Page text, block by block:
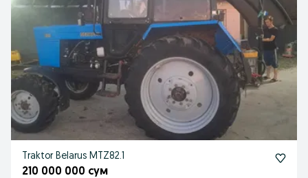
Traktor Belarus MTZ82.1
210 000 000 сум